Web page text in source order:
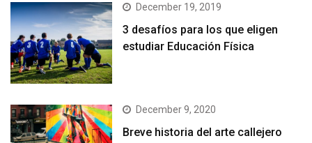
December 19, 2019
3 desafíos para los que eligen
estudiar Educación Física
December 9, 2020
Breve historia del arte callejero